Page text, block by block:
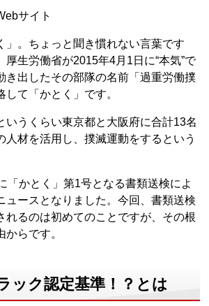
サイト
」。ちょっと聞き慣れない言葉です
厚生労働省が2015年4月1日に“本気”で
き出したその部隊の名前「過重労働撲
て「かとく」です。
いうくらい東京都と大阪府に合計13名
人材を活用し、撲滅運動をするという
「かとく」第1号となる書類送検によ
ュースとなりました。今回、書類送検
れるのは初めてのことですが、その根
らです。
ック認定基準！？とは